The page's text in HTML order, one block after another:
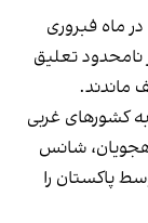
ماه فبروری
تعلیق
کشورهای غربی
شانس
پاکستان را